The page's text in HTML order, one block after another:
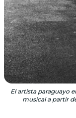
El artista paraguayo
musical a partir